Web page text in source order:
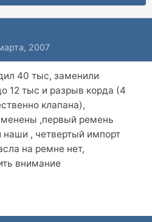
2007
40 тыс, заменили
12 тыс и разрыв корда (4
клапана),
,первый ремень
наши , четвертый импорт
на ремне нет,
внимание